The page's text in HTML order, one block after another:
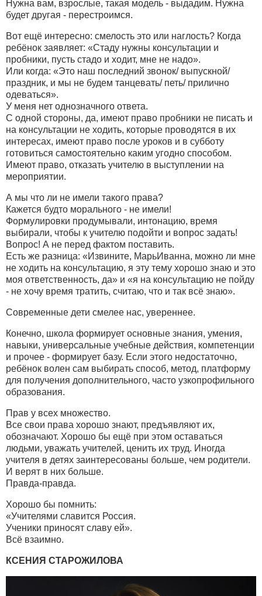
Нужна вам, взрослые, такая модель - выдадим. Нужна
будет другая - перестроимся.
Вот ещё интересно: смелость это или наглость? Когда
ребёнок заявляет: «Стаду нужны консультации и
пробники, пусть стадо и ходит, мне не надо».
Или когда: «Это наш последний звонок/ выпускной/
праздник, и мы не будем танцевать/ петь/ прилично
одеваться».
У меня нет однозначного ответа.
С одной стороны, да, имеют право пробники не писать и
на консультации не ходить, которые проводятся в их
интересах, имеют право после уроков и в субботу
готовиться самостоятельно каким угодно способом.
Имеют право, отказать учителю в выступлении на
мероприятии.
А мы что ли не имели такого права?
Кажется будто морального - не имели!
Формулировки продумывали, интонацию, время
выбирали, чтобы к учителю подойти и вопрос задать!
Вопрос! А не перед фактом поставить.
Есть же разница: «Извините, МарьИванна, можно ли мне
не ходить на консультацию, я эту тему хорошо знаю и это
моя ответственность, да» и «я на консультацию не пойду
- не хочу время тратить, считаю, что и так всё знаю».
Современные дети смелее нас, увереннее.
Конечно, школа формирует основные знания, умения,
навыки, универсальные учебные действия, компетенции
и прочее - формирует базу. Если этого недостаточно,
ребёнок волен сам выбирать способ, метод, платформу
для получения дополнительного, часто узкопрофильного
образования.
Прав у всех множество.
Все свои права хорошо знают, предъявляют их,
обозначают. Хорошо бы ещё при этом оставаться
людьми, уважать учителей, ценить их труд. Иногда
учителя в детях заинтересованы больше, чем родители.
И верят в них больше.
Правда-правда.
Хорошо бы помнить:
«Учителями славится Россия.
Ученики приносят славу ей».
Всё взаимно.
КСЕНИЯ СТАРОЖИЛОВА